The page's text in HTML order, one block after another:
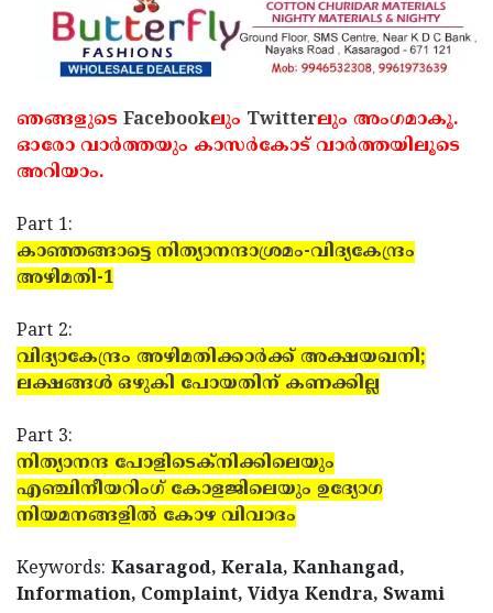
ഞങ്ങളുടെ Facebookലും Twitterലും അംഗമാകൂ.
ഓരോ വാര്‍ത്തയും കാസര്‍കോട് വാര്‍ത്തയിലൂടെ
അറിയാം.
Part 1:
കാഞ്ഞങ്ങാട്ടെ നിത്യാനന്ദാശ്രമം-വിദ്യകേന്ദ്രം
അഴിമതി-1
Part 2:
വിദ്യാകേന്ദ്രം അഴിമതിക്കാര്‍ക്ക് അക്ഷയഖനി;
ലക്ഷങ്ങള്‍ ഒഴുകി പോയതിന് കണക്കില്ല
Part 3:
നിത്യാനന്ദ പോളിടെക്‌നിക്കിലെയും
എഞ്ചിനീയറിംഗ് കോളജിലെയും ഉദ്യോഗ
നിയമനങ്ങളില്‍ കോഴ വിവാദം
Keywords: Kasaragod, Kerala, Kanhangad,
Information, Complaint, Vidya Kendra, Swami